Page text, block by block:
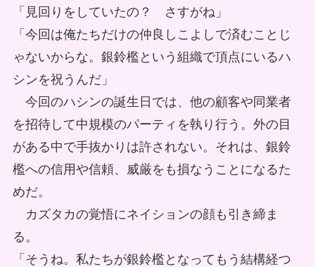
「見回りをしていたの？ さすがね」
「今回は俺たちだけの仲良しこよしで済むことじ
ゃないからな。銀鈴檻という組織で頂点にいるハ
シンを祝うんだ」
今回のハシンの誕生日では、他の顧客や同業者
を招待して中規模のパーティを執り行う。外の目
がある中で手抜かりは許されない。それは、銀鈴
檻への信用や信頼、威厳をも損なうことになるた
めだ。
カズタカの覚悟にネイションの顔も引き締ま
る。
「そうね。私たちが銀鈴檻となってもう結構経つ